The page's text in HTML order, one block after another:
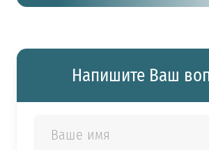
Напишите Ваш